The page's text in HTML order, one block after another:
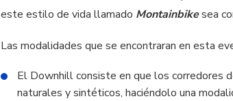
este estilo de vida llamado Montainbikesea
Las modalidades que se encontraran en esta
El Downhill consiste en que los corredores
naturales y sintéticos, haciéndolo una